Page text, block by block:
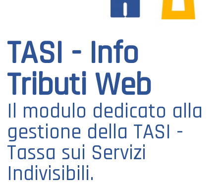
TASI - Info
Tributi Web
Il modulo dedicato alla
gestione della TASI -
Tassa sui Servizi
Indivisibili.